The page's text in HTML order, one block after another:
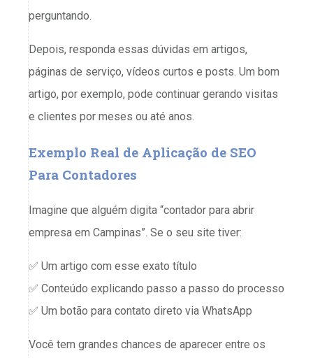
perguntando.
Depois, responda essas dúvidas em artigos,
páginas de serviço, vídeos curtos e posts. Um bom
artigo, por exemplo, pode continuar gerando visitas
e clientes por meses ou até anos.
Exemplo Real de Aplicação de SEO
Para Contadores
Imagine que alguém digita “contador para abrir
empresa em Campinas”. Se o seu site tiver:
✅ Um artigo com esse exato título
✅ Conteúdo explicando passo a passo do processo
✅ Um botão para contato direto via WhatsApp
Você tem grandes chances de aparecer entre os